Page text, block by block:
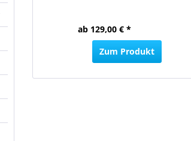
ab 129,00 € *
Zum Produkt